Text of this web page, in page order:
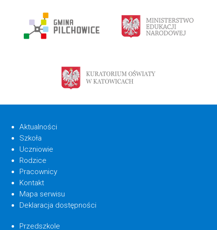
Aktualności
Szkoła
Uczniowie
Rodzice
Pracownicy
Kontakt
Mapa serwisu
Deklaracja dostępności
Przedszkole